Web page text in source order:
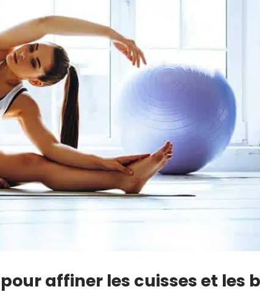
affiner les cuisses et les